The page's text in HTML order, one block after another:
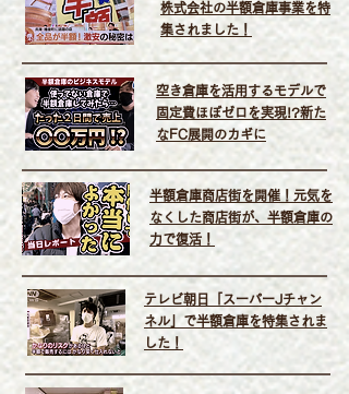
株式会社の半額倉庫事業を特
集されました！
空き倉庫を活用するモデルで
固定費ほぼゼロを実現!?新た
なFC展開のカギに
​半額倉庫商店街を開催！元気を
なくした商店街が、半額倉庫の
力で復活！
テレビ朝日「スーパーJチャン
ネル」で半額倉庫を特集されま
した！